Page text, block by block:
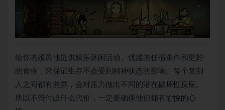
给你的殖民地提供娱乐休闲活动、优越的住宿条件和更好
的食物，来保证生存不会受到精神状态的影响。每个复制
人之间都有差异，会对压力做出不同的潜在破坏性反应。
所以不管付出什么代价，一定要确保他们拥有愉悦的心